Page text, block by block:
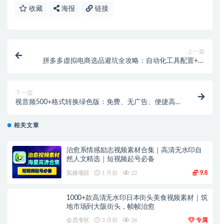
收藏 海报 链接
上一篇
拼多多虚拟电商选品避坑全攻略：自动化工具配置+私
下一篇
视音频500+格式转换绿色版：免费、无广告、便捷高效
相关文章
治愈系情感励志视频素材合集｜高清无水印自
然人文精选｜短视频起号必备
实操项目 1 月前 22 9.8
1000+款高清无水印日本街头美食视频素材｜筑
地市场到大阪街头，帧帧治愈
会员专区 3 月前 26 专属